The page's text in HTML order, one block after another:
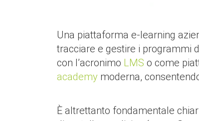
Una piattaforma e-learning
tracciare e gestire i programmi
con l’acronimo LMS o come
academy moderna,
È altrettanto fondamentale